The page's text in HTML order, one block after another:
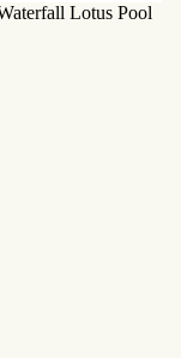
Lotus Pool